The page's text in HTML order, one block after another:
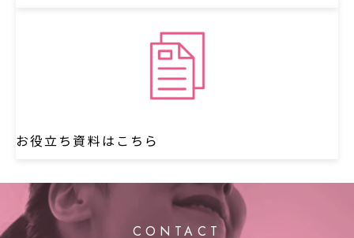
お役立ち資料はこちら
CONTACT